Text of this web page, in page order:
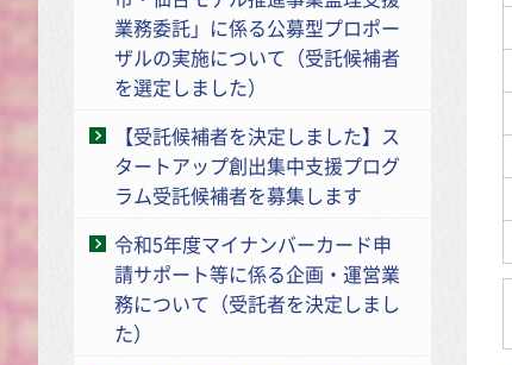
業務委託」に係る公募型プロポー
ザルの実施について（受託候補者
を選定しました）
【受託候補者を決定しました】ス
タートアップ創出集中支援プログ
ラム受託候補者を募集します
令和5年度マイナンバーカード申
請サポート等に係る企画・運営業
務について（受託者を決定しまし
た）